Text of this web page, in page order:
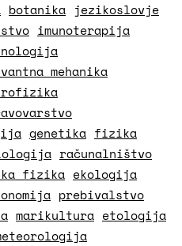
botanika jezikoslovje
imunoterapija
mehanika
genetika fizika
računalništvo
fizika ekologija
prebivalstvo
marikultura etologija